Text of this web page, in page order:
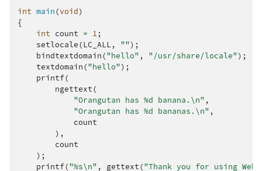
int main(void)
{
int count = 1 ;
setlocale(LC_ALL , "");
bindtextdomain("hello" , "/usr/share/locale");
textdomain("hello");
printf(
ngettext(
"Orangutan has %d banana. \n" ,
"Orangutan has %d bananas. \n" ,
count
),
count
);
printf("%s\n" , gettext("Thank you for using